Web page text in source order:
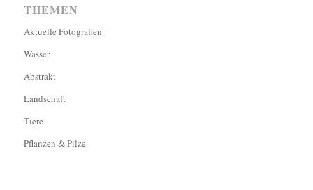
THEMEN
Aktuelle Fotografien
Wasser
Abstrakt
Landschaft
Tiere
Pflanzen & Pilze